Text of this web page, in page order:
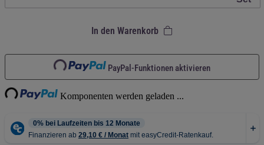
In den Warenkorb
Loading... PayPal-Funktionen aktivieren
Komponenten werden geladen ...